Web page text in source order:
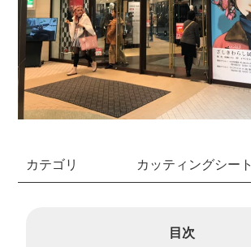
カテゴリ カッティングシート
目次